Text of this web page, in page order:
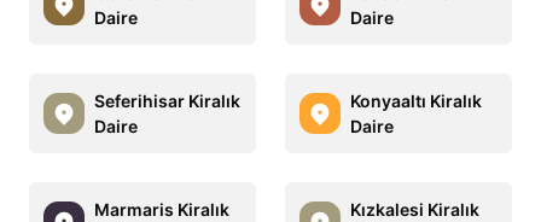
Daire
Daire
Seferihisar Kiralık
Daire
Konyaaltı Kiralık
Daire
Marmaris Kiralık
Kızkalesi Kiralık